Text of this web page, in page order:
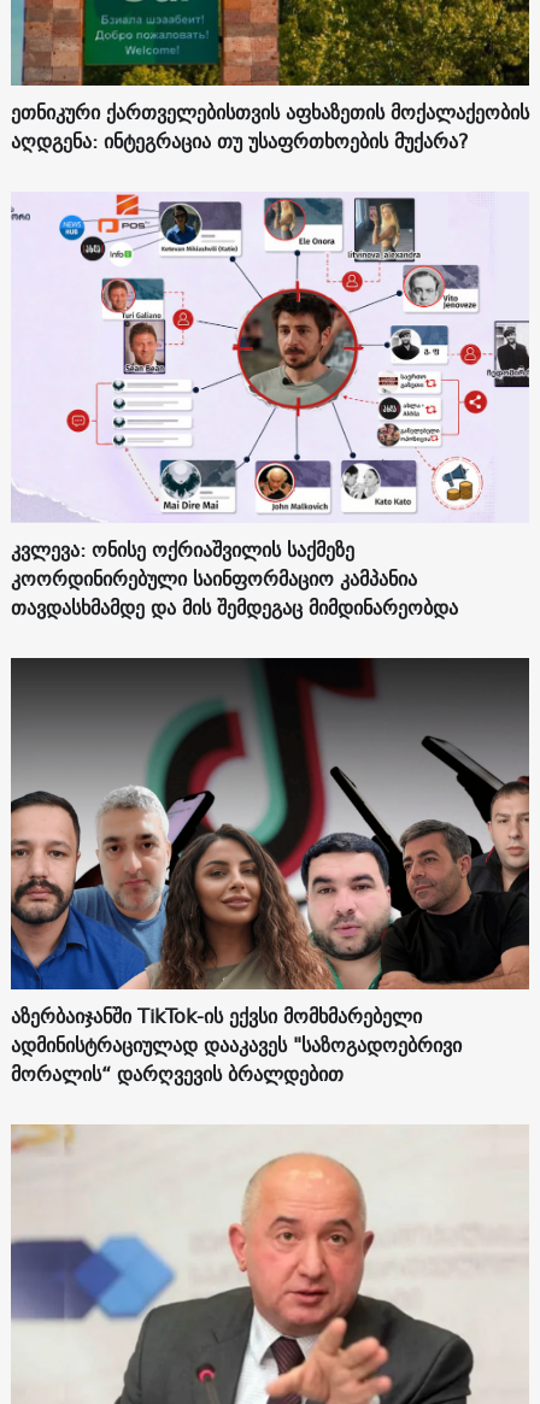
ეთნიკური ქართველებისთვის აფხაზეთის მოქალაქეობის
აღდგენა: ინტეგრაცია თუ უსაფრთხოების მუქარა?
კვლევა: ონისე ოქრიაშვილის საქმეზე
კოორდინირებული საინფორმაციო კამპანია
თავდასხმამდე და მის შემდეგაც მიმდინარეობდა
აზერბაიჯანში TikTok-ის ექვსი მომხმარებელი
ადმინისტრაციულად დააკავეს "საზოგადოებრივი
მორალის“ დარღვევის ბრალდებით